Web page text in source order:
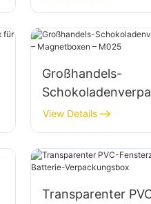
Kordelzugdesign
Großhandels-
nach Maß –
M025
View Details
Transparenter